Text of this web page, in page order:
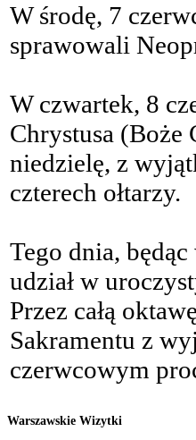
W środę, 7
sprawowali
W czwartek, 8
Chrystusa (Boże
niedzielę, z
czterech ołtarzy.
Tego dnia,
udział w
Przez całą
Sakramentu z
czerwcowym
Warszawskie Wizytki